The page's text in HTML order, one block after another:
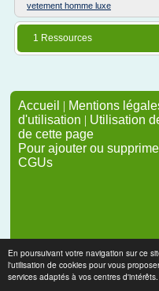
En poursuivant votre navigation sur ce
l'utilisation de cookies pour vous
services adaptés à vos centres d'intérêts.
vetement homme luxe
1 Ressources
Accueil | Mentions
d'utilisation | Utilisation
de cette page
Pour ajouter ou
CGUs